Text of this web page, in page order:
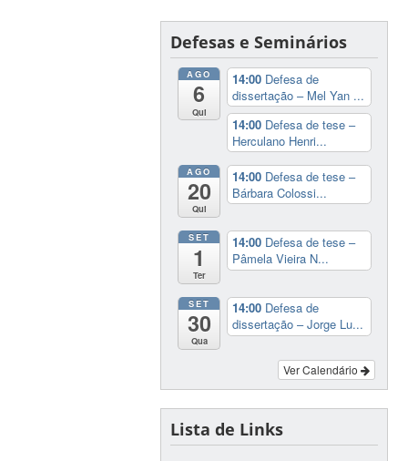
Defesas e Seminários
AGO
6
Qui
14:00 Defesa de
dissertação – Mel Yan ...
14:00 Defesa de tese –
Herculano Henri...
AGO
20
Qui
14:00 Defesa de tese –
Bárbara Colossi...
SET
1
Ter
14:00 Defesa de tese –
Pâmela Vieira N...
SET
30
Qua
14:00 Defesa de
dissertação – Jorge Lu...
Ver Calendário
Lista de Links